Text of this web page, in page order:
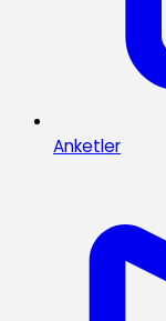
Anketler